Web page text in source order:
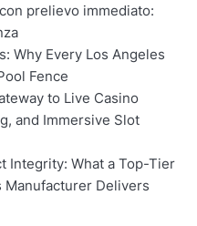
prelievo immediato:
Why Every Los Angeles
Fence
to Live Casino
and Immersive Slot
Integrity: What a Top-Tier
Manufacturer Delivers